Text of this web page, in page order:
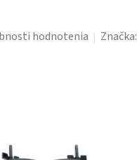
hodnotenia Značka: